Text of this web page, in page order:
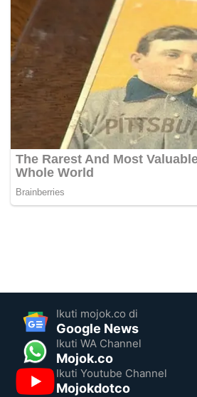
Ikuti mojok.co di
Google News
Ikuti WA Channel
Mojok.co
Ikuti Youtube Channel
Mojokdotco